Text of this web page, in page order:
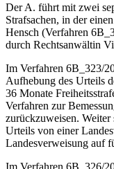
Der A. führt mit zwei
Strafsachen, in der
Hensch (Verfahren
durch Rechtsanwältin
Im Verfahren 6B_323/
Aufhebung des Urteils
36 Monate
Verfahren zur
zurückzuweisen. Weiter
Urteils von einer
Landesverweisung auf
Im Verfahren 6B_326/